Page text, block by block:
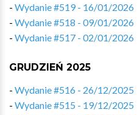
- Wydanie #519 - 16/01/2026
- Wydanie #518 - 09/01/2026
- Wydanie #517 - 02/01/2026
GRUDZIEŃ 2025
- Wydanie #516 - 26/12/2025
- Wydanie #515 - 19/12/2025